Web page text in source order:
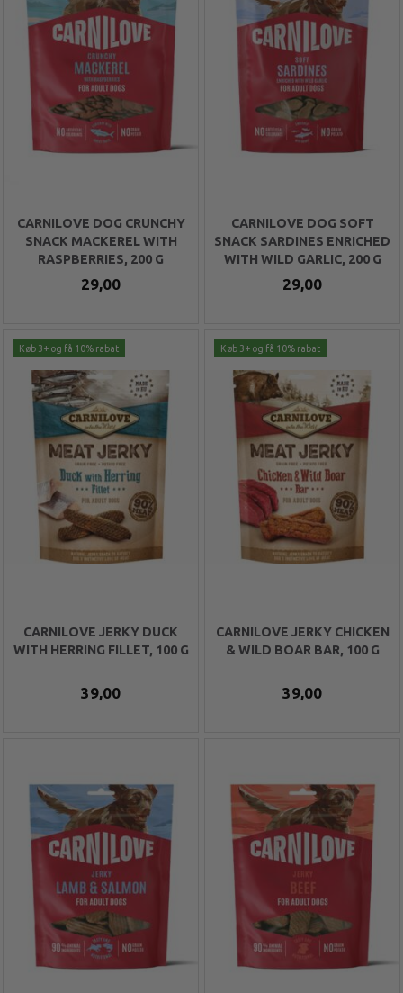
CARNILOVE DOG CRUNCHY
SNACK MACKEREL WITH
RASPBERRIES, 200 G
29,00
CARNILOVE DOG SOFT
SNACK SARDINES ENRICHED
WITH WILD GARLIC, 200 G
29,00
Køb 3+ og få 10% rabat
CARNILOVE JERKY DUCK
WITH HERRING FILLET, 100 G
39,00
Køb 3+ og få 10% rabat
CARNILOVE JERKY CHICKEN
& WILD BOAR BAR, 100 G
39,00